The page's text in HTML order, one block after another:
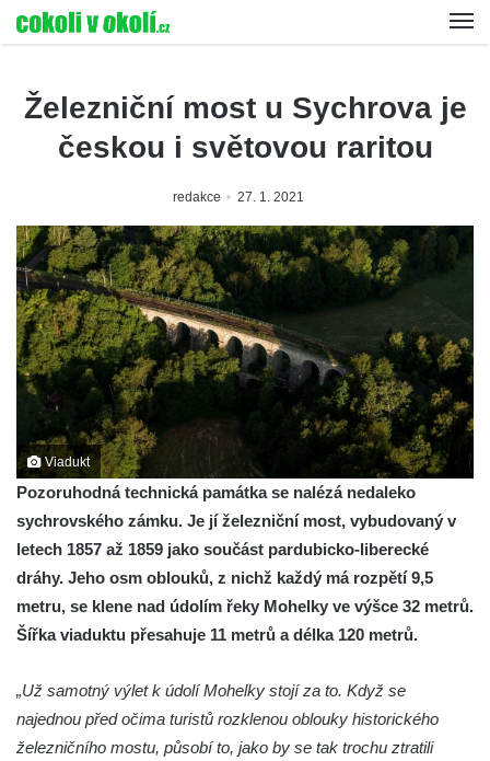
Železniční most u Sychrova je
českou i světovou raritou
redakce 27. 1. 2021
Viadukt
Pozoruhodná technická památka se nalézá nedaleko
sychrovského zámku. Je jí železniční most, vybudovaný v
letech 1857 až 1859 jako součást pardubicko-liberecké
dráhy. Jeho osm oblouků, z nichž každý má rozpětí 9,5
metru, se klene nad údolím řeky Mohelky ve výšce 32 metrů.
Šířka viaduktu přesahuje 11 metrů a délka 120 metrů.
„Už samotný výlet k údolí Mohelky stojí za to. Když se
najednou před očima turistů rozklenou oblouky historického
železničního mostu, působí to, jako by se tak trochu ztratili